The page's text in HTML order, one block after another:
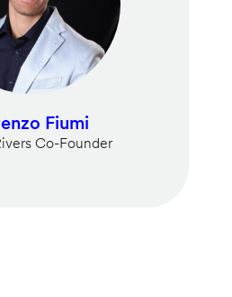
Fiumi
Co-Founder